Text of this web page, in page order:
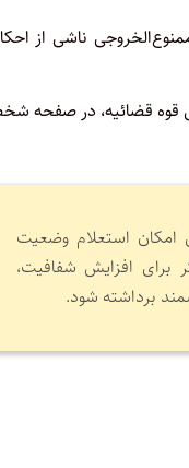
ناشی از
قوه قضائیه، در صفحه
امکان استعلام وضعیت
برای افزایش شفافیت،
برداشته شود.